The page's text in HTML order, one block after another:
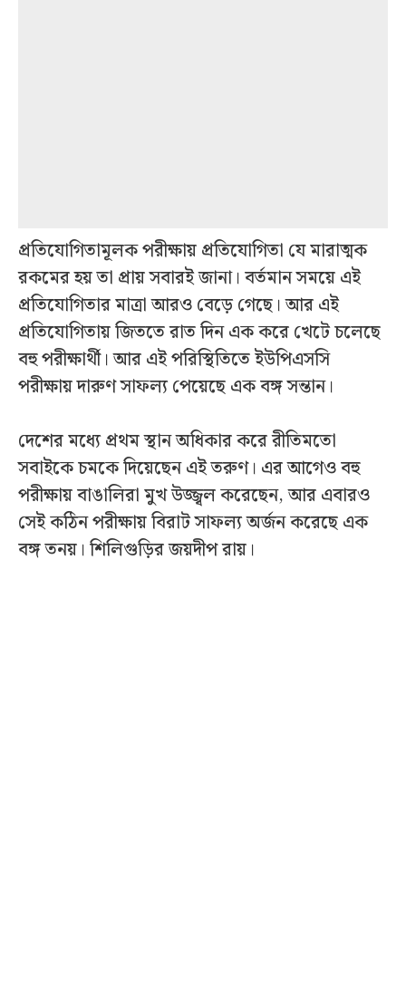
প্রতিযোগিতামূলক পরীক্ষায় প্রতিযোগিতা যে মারাত্মক
রকমের হয় তা প্রায় সবারই জানা। বর্তমান সময়ে এই
প্রতিযোগিতার মাত্রা আর‌ও‌ বেড়ে গেছে। আর এই
প্রতিযোগিতায় জিততে রাত দিন এক করে খেটে চলেছে
বহু পরীক্ষার্থী। আর এই পরিস্থিতিতে ইউপিএসসি
পরীক্ষায় দারুণ সাফল্য পেয়েছে এক বঙ্গ সন্তান।
দেশের মধ্যে প্রথম স্থান অধিকার করে রীতিমতো
সবাইকে চমকে দিয়েছেন এই তরুণ। এর আগেও বহু
পরীক্ষায় বাঙালিরা মুখ উজ্জ্বল করেছেন, আর এবারও
সেই কঠিন পরীক্ষায় বিরাট সাফল্য অর্জন করেছে এক
বঙ্গ তনয়। শিলিগুড়ির জয়দীপ রায়।